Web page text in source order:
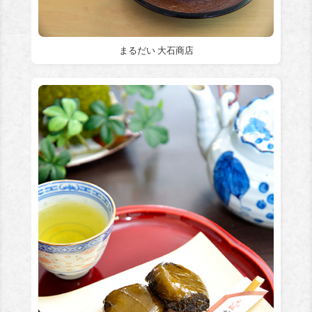
まるだい 大石商店